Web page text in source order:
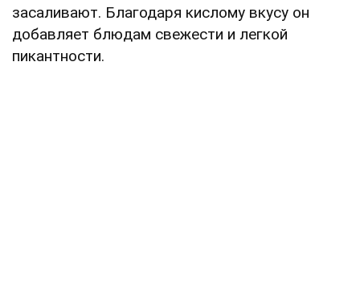
засаливают. Благодаря кислому вкусу он
добавляет блюдам свежести и легкой
пикантности.